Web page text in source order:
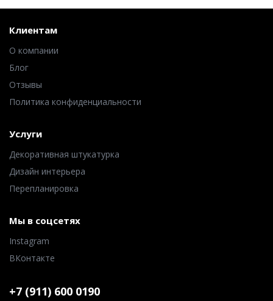
Клиентам
О компании
Блог
Отзывы
Политика конфиденциальности
Услуги
Декоративная штукатурка
Дизайн интерьера
Перепланировка
Мы в соцсетях
Instagram
ВКонтакте
+7 (911) 600 0190